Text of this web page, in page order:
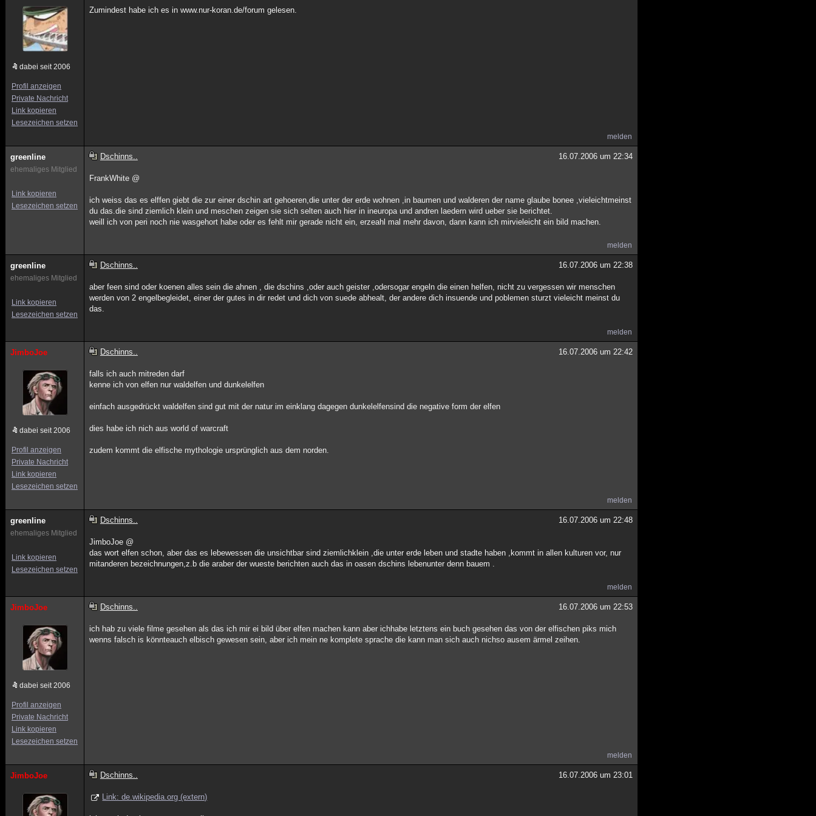
dabei seit 2006
Profil anzeigen
Private Nachricht
Link kopieren
Lesezeichen setzen
Zumindest habe ich es in www.nur-koran.de/forum gelesen.
melden
greenline
ehemaliges Mitglied
Link kopieren
Lesezeichen setzen
Dschinns.. 16.07.2006 um 22:34
FrankWhite @
ich weiss das es elffen giebt die zur einer dschin art gehoeren,die unter der erde wohnen ,in baumen und walderen der name glaube bonee ,vieleichtmeinst
du das.die sind ziemlich klein und meschen zeigen sie sich selten auch hier in ineuropa und andren laedern wird ueber sie berichtet.
weill ich von peri noch nie wasgehort habe oder es fehlt mir gerade nicht ein, erzeahl mal mehr davon, dann kann ich mirvieleicht ein bild machen.
melden
greenline
ehemaliges Mitglied
Link kopieren
Lesezeichen setzen
Dschinns.. 16.07.2006 um 22:38
aber feen sind oder koenen alles sein die ahnen , die dschins ,oder auch geister ,odersogar engeln die einen helfen, nicht zu vergessen wir menschen
werden von 2 engelbegleidet, einer der gutes in dir redet und dich von suede abhealt, der andere dich insuende und poblemen sturzt vieleicht meinst du
das.
melden
JimboJoe
dabei seit 2006
Profil anzeigen
Private Nachricht
Link kopieren
Lesezeichen setzen
Dschinns.. 16.07.2006 um 22:42
falls ich auch mitreden darf
kenne ich von elfen nur waldelfen und dunkelelfen
einfach ausgedrückt waldelfen sind gut mit der natur im einklang dagegen dunkelelfensind die negative form der elfen
dies habe ich nich aus world of warcraft
zudem kommt die elfische mythologie ursprünglich aus dem norden.
melden
greenline
ehemaliges Mitglied
Link kopieren
Lesezeichen setzen
Dschinns.. 16.07.2006 um 22:48
JimboJoe @
das wort elfen schon, aber das es lebewessen die unsichtbar sind ziemlichklein ,die unter erde leben und stadte haben ,kommt in allen kulturen vor, nur
mitanderen bezeichnungen,z.b die araber der wueste berichten auch das in oasen dschins lebenunter denn bauem .
melden
JimboJoe
dabei seit 2006
Profil anzeigen
Private Nachricht
Link kopieren
Lesezeichen setzen
Dschinns.. 16.07.2006 um 22:53
ich hab zu viele filme gesehen als das ich mir ei bild über elfen machen kann aber ichhabe letztens ein buch gesehen das von der elfischen piks mich
wenns falsch is könnteauch elbisch gewesen sein, aber ich mein ne komplete sprache die kann man sich auch nichso ausem ärmel zeihen.
melden
JimboJoe Dschinns.. 16.07.2006 um 23:01
Link: de.wikipedia.org (extern)